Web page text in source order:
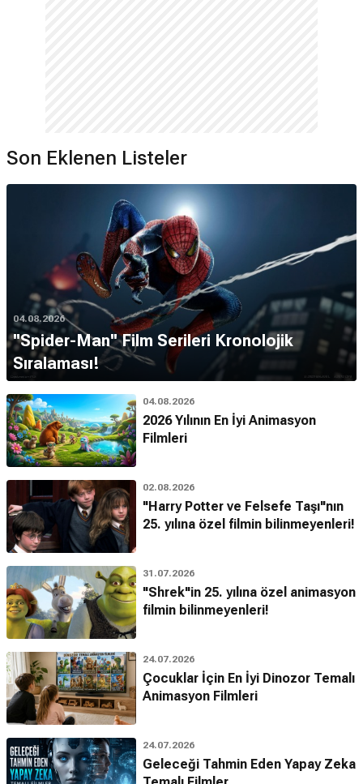
Son Eklenen Listeler
04.08.2026
''Spider-Man'' Film Serileri Kronolojik
Sıralaması!
04.08.2026
2026 Yılının En İyi Animasyon
Filmleri
02.08.2026
"Harry Potter ve Felsefe Taşı"nın
25. yılına özel filmin bilinmeyenleri!
31.07.2026
"Shrek"in 25. yılına özel animasyon
filmin bilinmeyenleri!
24.07.2026
Çocuklar İçin En İyi Dinozor Temalı
Animasyon Filmleri
24.07.2026
Geleceği Tahmin Eden Yapay Zeka